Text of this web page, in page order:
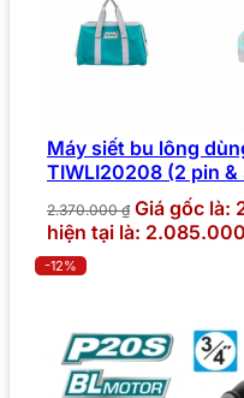
Máy siết bu lông
TIWLI20208 (2 pin &
2.370.000₫ Giá gốc là:
hiện tại là:
-12%